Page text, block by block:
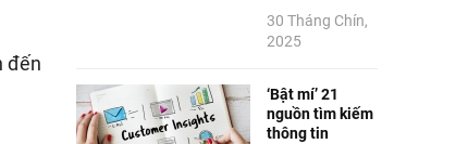
đến
30 Tháng Chín,
2025
‘Bật mí’ 21
nguồn tìm kiếm
thông tin